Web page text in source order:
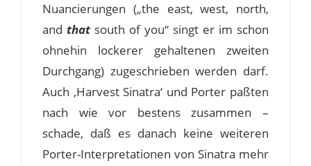
Nuancierungen („the east, west, north,
and that south of you“ singt er im schon
ohnehin lockerer gehaltenen zweiten
Durchgang) zugeschrieben werden darf.
Auch ‚Harvest Sinatra‘ und Porter paßten
nach wie vor bestens zusammen –
schade, daß es danach keine weiteren
Porter-Interpretationen von Sinatra mehr